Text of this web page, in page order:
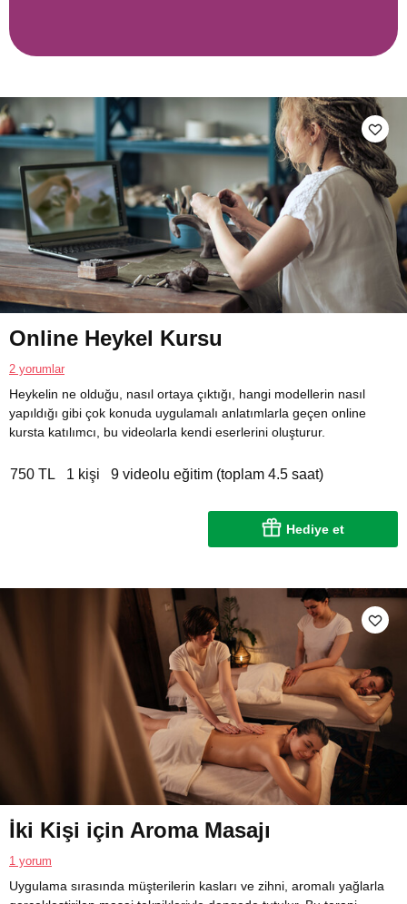
Online Heykel Kursu
2 yorumlar
Heykelin ne olduğu, nasıl ortaya çıktığı, hangi modellerin nasıl
yapıldığı gibi çok konuda uygulamalı anlatımlarla geçen online
kursta katılımcı, bu videolarla kendi eserlerini oluşturur.
750 TL 1 kişi 9 videolu eğitim (toplam 4.5 saat)
Hediye et
İki Kişi için Aroma Masajı
1 yorum
Uygulama sırasında müşterilerin kasları ve zihni, aromalı yağlarla